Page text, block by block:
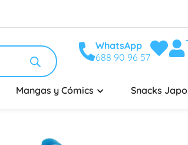
WhatsApp
688 90 96 57
Mangas y Cómics Snacks Japo